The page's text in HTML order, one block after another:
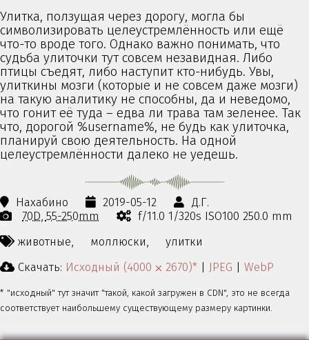
Улитка, ползущая через дорогу, могла бы
символизировать целеустремлённость или ещё
что-то вроде того. Однако важно понимать, что
судьба улиточки тут совсем незавидная. Либо
птицы съедят, либо наступит кто-нибудь. Увы,
улиткины мозги (которые и не совсем даже мозги)
на такую аналитику не способны, да и неведомо,
что гонит её туда – едва ли трава там зеленее. Так
что, дорогой %username%, не будь как улиточка,
планируй свою деятельность. На одной
целеустремлённости далеко не уедешь.
Нахабино 2019-05-12
Д.Г.
70D 55-250mm
f/11.0 1/320s ISO100 250.0 mm
животные,
моллюски,
улитки
Скачать: Исходный (4000 ⨉ 2670)* | JPEG | WebP
* "исходный" тут значит "такой, какой загружен в CDN", это не всегда
соответствует наибольшему существующему размеру картинки.